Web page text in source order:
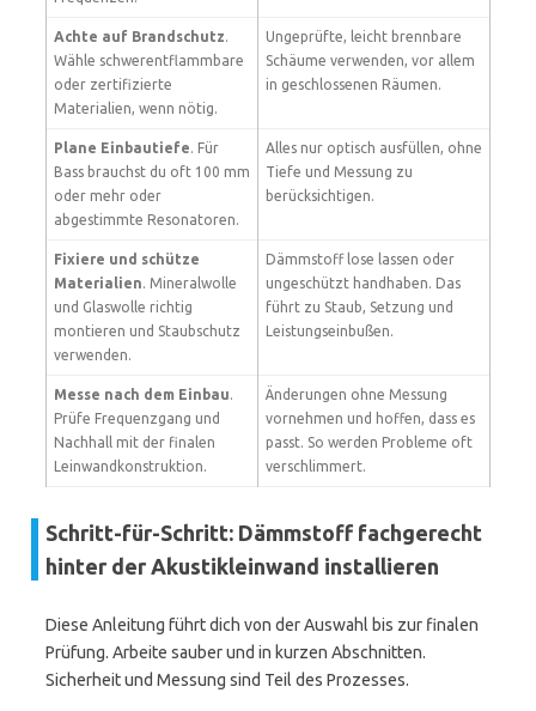
Achte auf Brandschutz.
Wähle schwerentflammbare
oder zertifizierte
Materialien, wenn nötig.
Ungeprüfte, leicht brennbare
Schäume verwenden, vor allem
in geschlossenen Räumen.
Plane Einbautiefe. Für
Bass brauchst du oft 100 mm
oder mehr oder
abgestimmte Resonatoren.
Alles nur optisch ausfüllen, ohne
Tiefe und Messung zu
berücksichtigen.
Fixiere und schütze
Materialien. Mineralwolle
und Glaswolle richtig
montieren und Staubschutz
verwenden.
Dämmstoff lose lassen oder
ungeschützt handhaben. Das
führt zu Staub, Setzung und
Leistungseinbußen.
Messe nach dem Einbau.
Prüfe Frequenzgang und
Nachhall mit der finalen
Leinwandkonstruktion.
Änderungen ohne Messung
vornehmen und hoffen, dass es
passt. So werden Probleme oft
verschlimmert.
Schritt-für-Schritt: Dämmstoff fachgerecht
hinter der Akustikleinwand installieren
Diese Anleitung führt dich von der Auswahl bis zur finalen
Prüfung. Arbeite sauber und in kurzen Abschnitten.
Sicherheit und Messung sind Teil des Prozesses.